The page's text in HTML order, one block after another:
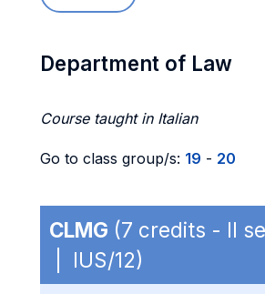
Department of Law
Course taught in Italian
Go to class group/s: 19 - 20
CLMG (7 credits - II
| IUS/12)